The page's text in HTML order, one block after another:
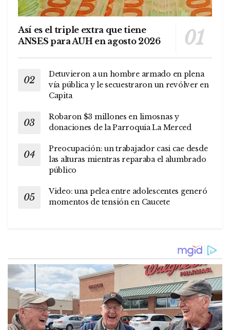
Así es el triple extra que tiene
ANSES para AUH en agosto 2026
Detuvieron a un hombre armado en plena
vía pública y le secuestraron un revólver en
Capita
Robaron $3 millones en limosnas y
donaciones de la Parroquia La Merced
Preocupación: un trabajador casi cae desde
las alturas mientras reparaba el alumbrado
público
Video: una pelea entre adolescentes generó
momentos de tensión en Caucete